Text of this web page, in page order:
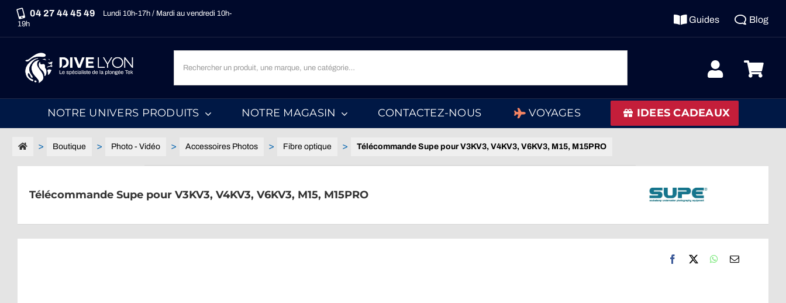
Passer
04 27 44 45 49
Lundi 10h-17h / Mardi au vendredi 10h-
19h
Guides Blog
un
produit,
une
marque,
une
catégorie...
NOTRE UNIVERS PRODUITS NOTRE MAGASIN CONTACTEZ-NOUS VOYAGES IDEES CADEAUX
Boutique Photo - Vidéo Accessoires Photos Fibre optique Télécommande Supe pour V3KV3, V4KV3, V6KV3, M15, M15PRO
Télécommande Supe pour V3KV3, V4KV3, V6KV3, M15, M15PRO